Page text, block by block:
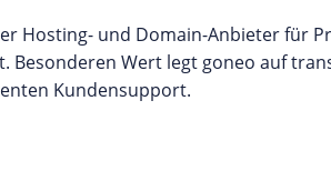
Hosting- und Domain-Anbieter für
Wert legt goneo auf
Kundensupport.